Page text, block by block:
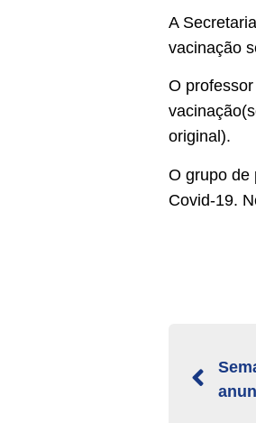
A
vacinação
O
original).
O grupo de
Covid-19.